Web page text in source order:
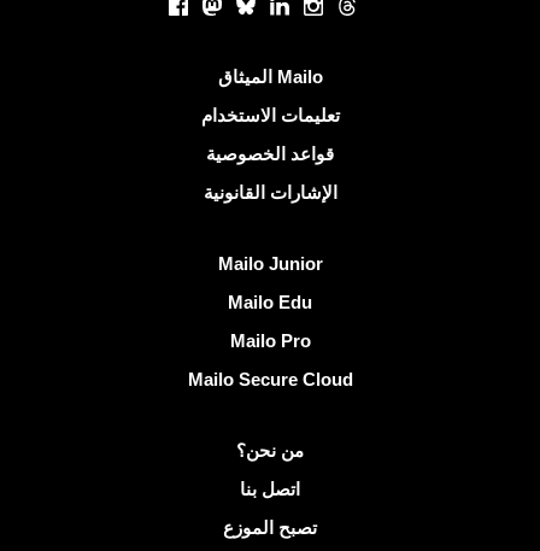
Facebook
Mastodon
BlueskyLinkedInInstagram
Threads
الميثاق Mailo
تعليمات الاستخدام
قواعد الخصوصية
الإشارات القانونية
Mailo Junior
Mailo Edu
Mailo Pro
Mailo Secure Cloud
مزيد من المعلومات على Mailoمن نحن؟
اتصل بنا
تصبح الموزع